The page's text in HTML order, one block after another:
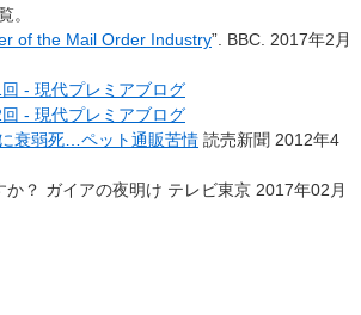
。
of the Mail Order Industry”. BBC. 2017年2月
- 現代プレミアブログ
- 現代プレミアブログ
衰弱死…ペット通販苦情 読売新聞 2012年4
か？ ガイアの夜明け テレビ東京 2017年02月